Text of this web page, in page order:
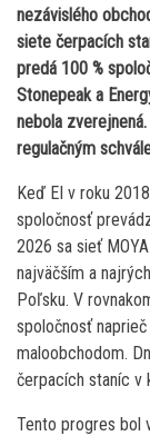
nezávislého
siete čerpacích
predá 100 %
Stonepeak a
nebola
regulačným
Keď EI v roku
spoločnosť
2026 sa sieť
najväčším a
Poľsku. V
spoločnosť
maloobchodom.
čerpacích staníc v
Tento progres bol